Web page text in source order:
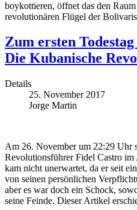
boykottieren, öffnet das den
revolutionären Flügel der
Zum ersten
Die Kubanische
Details
25. November 2017
Jorge Martin
Am 26. November um 22:29 Uhr
Revolutionsführer Fidel Castro
kam nicht unerwartet, da er seit
von seinen persönlichen
aber es war doch ein Schock,
seine Feinde. Dieser Artikel